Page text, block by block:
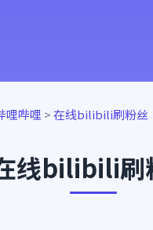
哩哔哩 >在线bilibili刷粉丝
线bilibili刷